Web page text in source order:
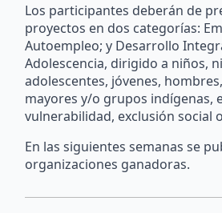
Los participantes deberán de
proyectos en dos categorías:
Autoempleo; y Desarrollo
Adolescencia, dirigido a niños,
adolescentes, jóvenes,
mayores y/o grupos indígenas,
vulnerabilidad, exclusión social
En las siguientes semanas se
organizaciones ganadoras.